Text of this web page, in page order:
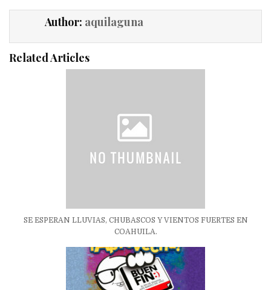
Author: aquilaguna
Related Articles
SE ESPERAN LLUVIAS, CHUBASCOS Y VIENTOS FUERTES EN
COAHUILA.